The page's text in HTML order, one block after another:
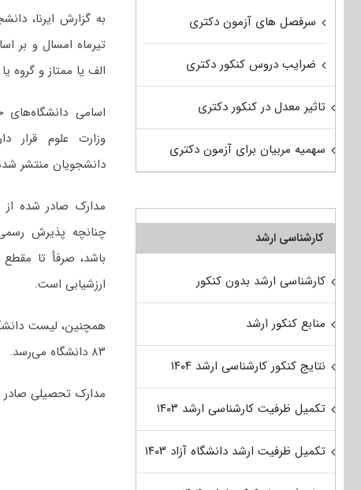
به گزارش ایرنا،
تیرماه امسال و بر
الف یا ممتاز و گروه
اسامی دانشگاه‌های
وزارت علوم قرار
دانشجویان منتشر
مدارک صادر شده
چنانچه پذیرش
باشد، صرفأ تا
ارزشیابی است.
۸۳ دانشگاه می‌رسد.
مدارک تحصیلی صادر
سرفصل های آزمون دکتری
ضرایب دروس کنکور دکتری
تاثیر معدل در کنکور دکتری
سهمیه مربیان برای آزمون دکتری
کارشناسی ارشد
کارشناسی ارشد بدون کنکور
منابع کنکور ارشد
نتایج کنکور کارشناسی ارشد ۱۴۰۴
تکمیل ظرفیت کارشناسی ارشد ۱۴۰۳
تکمیل ظرفیت ارشد دانشگاه آزاد ۱۴۰۳